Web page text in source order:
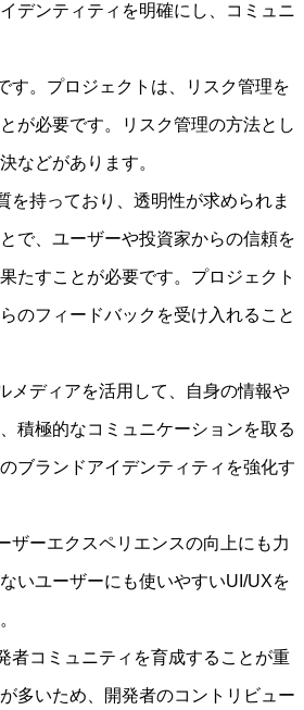
デンティティを明確にし、コミュニ
す。プロジェクトは、リスク管理を
が必要です。リスク管理の方法とし
などがあります。
持っており、透明性が求められま
で、ユーザーや投資家からの信頼を
たすことが必要です。プロジェクト
のフィードバックを受け入れること
メディアを活用して、自身の情報や
積極的なコミュニケーションを取る
ブランドアイデンティティを強化す
ザーエクスペリエンスの向上にも力
いユーザーにも使いやすいUI/UXを
者コミュニティを育成することが重
多いため、開発者のコントリビュー